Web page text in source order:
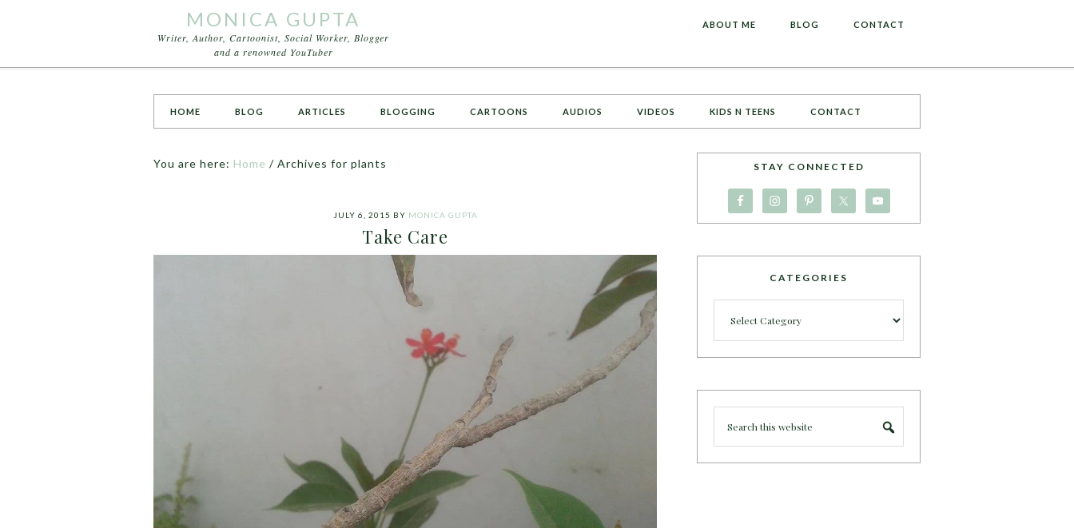
MONICA GUPTA
Writer, Author, Cartoonist, Social Worker, Blogger
and a renowned YouTuber
ABOUT ME BLOG CONTACT
HOME BLOG ARTICLES BLOGGING CARTOONS AUDIOS VIDEOS KIDS N TEENS CONTACT
You are here: Home / Archives for plants
JULY 6, 2015 BY MONICA GUPTA
Take Care
STAY CONNECTED
CATEGORIES